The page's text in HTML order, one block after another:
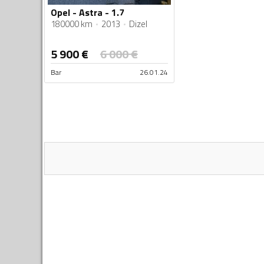
Opel - Astra - 1.7
180000 km 2013 Dizel
5 900€ 6 000€
Bar 26.01.24